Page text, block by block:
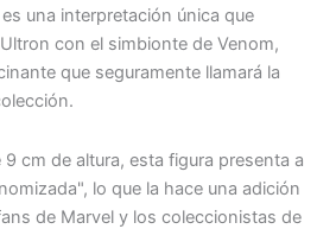
una interpretación única que
con el simbionte de Venom,
que seguramente llamará la
cm de altura, esta figura presenta a
lo que la hace una adición
de Marvel y los coleccionistas de